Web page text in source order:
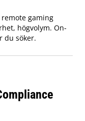
gaming
högvolym. On-
du söker.